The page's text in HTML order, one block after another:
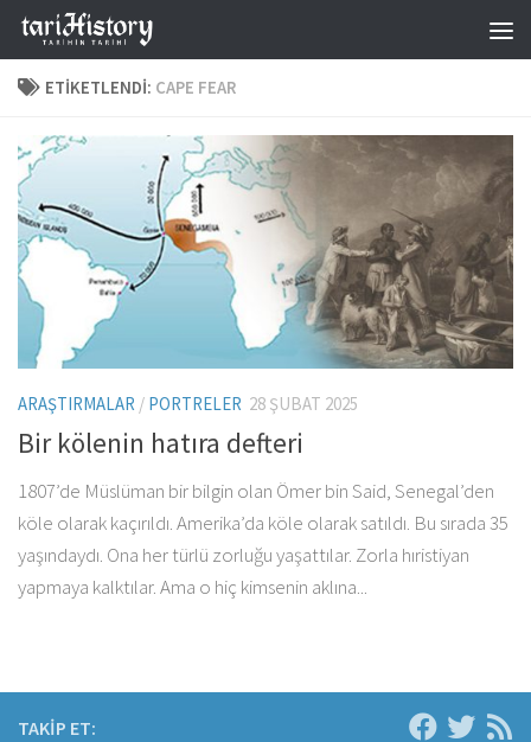
Skip to content
ETIKETLENDI: CAPE FEAR
ARAŞTIRMALAR / PORTRELER 28 ŞUBAT 2025
Bir kölenin hatıra defteri
1807’de Müslüman bir bilgin olan Ömer bin Said, Senegal’den
köle olarak kaçırıldı. Amerika’da köle olarak satıldı. Bu sırada 35
yaşındaydı. Ona her türlü zorluğu yaşattılar. Zorla hıristiyan
yapmaya kalktılar. Ama o hiç kimsenin aklına...
TAKIP ET: